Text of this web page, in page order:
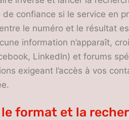
confiance si le service en
le numéro et le résultat
information n’apparaît,
LinkedIn) et forums
exigeant l’accès à vos
format et la